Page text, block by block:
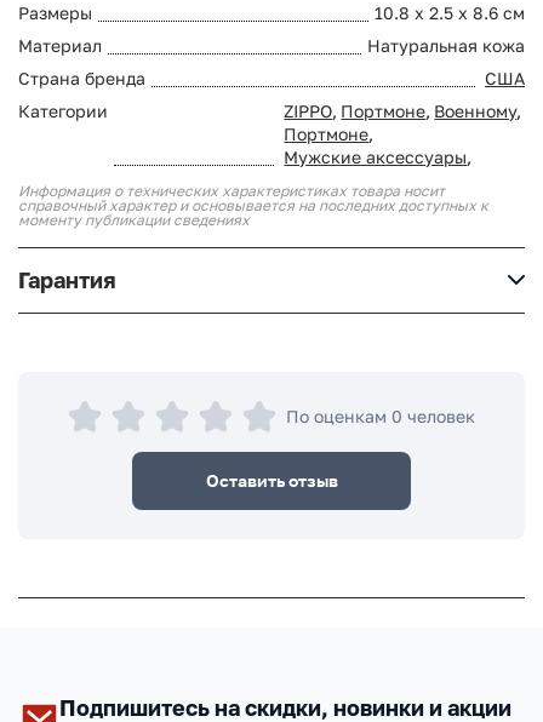
Размеры
10.8 x 2.5 x 8.6 см
Материал
Натуральная кожа
Страна бренда
США
Категории
ZIPPO, Портмоне, Военному,
Портмоне,
Мужские аксессуары,
Информация о технических характеристиках товара носит
справочный характер и основывается на последних доступных к
моменту публикации сведениях
Гарантия
По оценкам 0 человек
Оставить отзыв
Подпишитесь на скидки, новинки и акции